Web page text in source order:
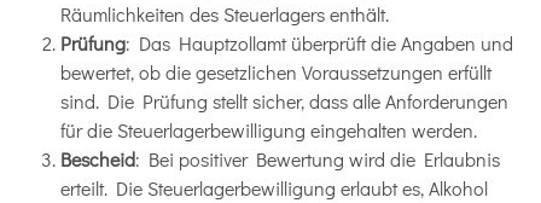
Räumlichkeiten des Steuerlagers enthält.
Prüfung: Das Hauptzollamt überprüft die Angaben und
bewertet, ob die gesetzlichen Voraussetzungen erfüllt
sind. Die Prüfung stellt sicher, dass alle Anforderungen
für die Steuerlagerbewilligung eingehalten werden.
Bescheid: Bei positiver Bewertung wird die Erlaubnis
erteilt. Die Steuerlagerbewilligung erlaubt es, Alkohol